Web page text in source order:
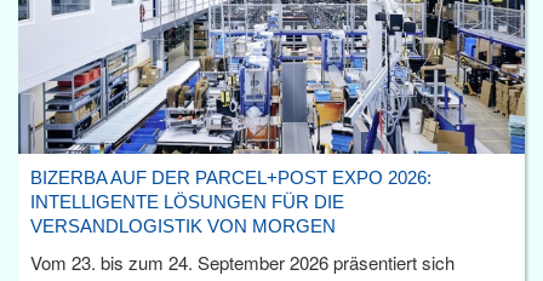
BIZERBA AUF DER PARCEL+POST EXPO 2026:
INTELLIGENTE LÖSUNGEN FÜR DIE
VERSANDLOGISTIK VON MORGEN
Vom 23. bis zum 24. September 2026 präsentiert sich